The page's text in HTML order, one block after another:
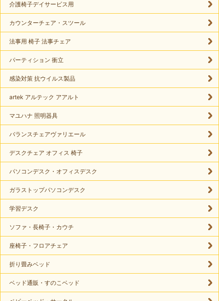
介護椅子デイサービス用
カウンターチェア・スツール
法事用 椅子 法事チェア
パーティション 衝立
感染対策 抗ウイルス製品
artek アルテック アアルト
マユハナ 照明器具
バランスチェアヴァリエール
デスクチェア オフィス 椅子
パソコンデスク・オフィスデスク
ガラストップパソコンデスク
学習デスク
ソファ・長椅子・カウチ
座椅子・フロアチェア
折り畳みベッド
ベッド通販・すのこベッド